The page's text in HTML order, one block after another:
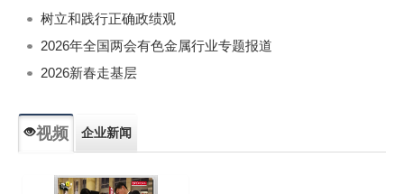
树立和践行正确政绩观
2026年全国两会有色金属行业专题报道
2026新春走基层
视频 企业新闻